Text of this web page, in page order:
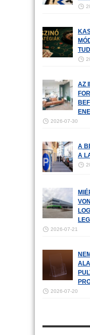
AZ
2026-07-30
A
A
2026-07-21
2026-07-20